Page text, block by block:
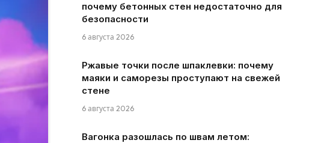
почему бетонных стен недостаточно для
безопасности
6 августа 2026
Ржавые точки после шпаклевки: почему
маяки и саморезы проступают на свежей
стене
6 августа 2026
Вагонка разошлась по швам летом: